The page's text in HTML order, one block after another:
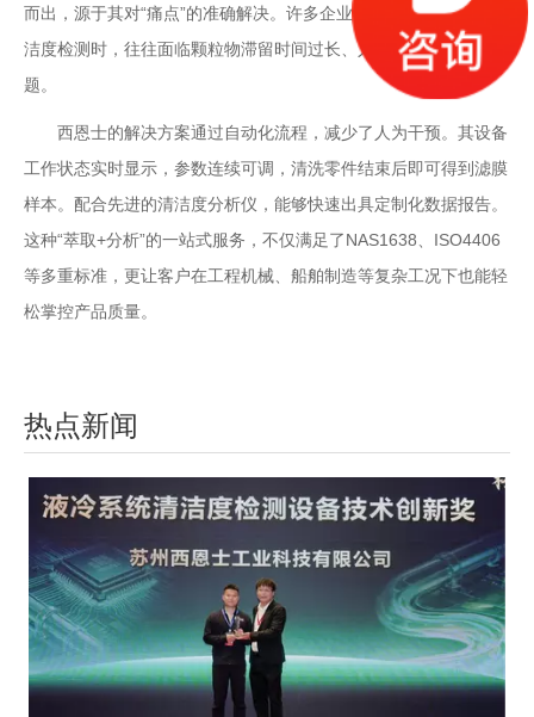
而出，源于其对“痛点”的准确解决。许多企业在进行汽车零部件清
洁度检测时，往往面临颗粒物滞留时间过长、人工统计误差大等问
题。
西恩士的解决方案通过自动化流程，减少了人为干预。其设备
工作状态实时显示，参数连续可调，清洗零件结束后即可得到滤膜
样本。配合先进的清洁度分析仪，能够快速出具定制化数据报告。
这种“萃取+分析”的一站式服务，不仅满足了NAS1638、ISO4406
等多重标准，更让客户在工程机械、船舶制造等复杂工况下也能轻
松掌控产品质量。
热点新闻